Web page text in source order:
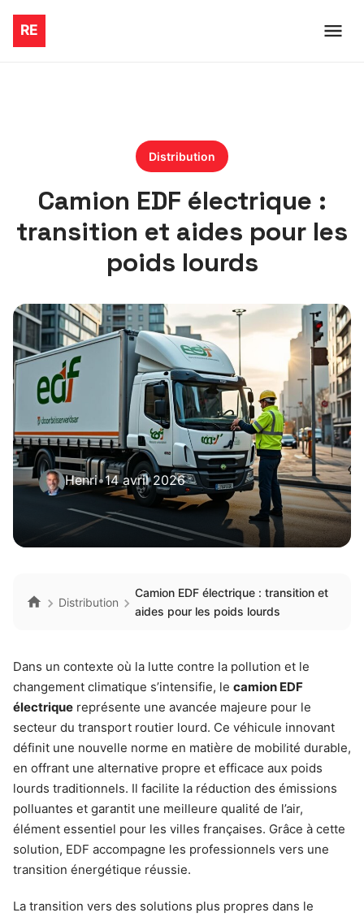
Distribution
Camion EDF électrique :
transition et aides pour les
poids lourds
Henri•14 avril 2026
Distribution
Camion EDF électrique : transition et
aides pour les poids lourds
Dans un contexte où la lutte contre la pollution et le
changement climatique s’intensifie, le camion EDF
électrique représente une avancée majeure pour le
secteur du transport routier lourd. Ce véhicule innovant
définit une nouvelle norme en matière de mobilité durable,
en offrant une alternative propre et efficace aux poids
lourds traditionnels. Il facilite la réduction des émissions
polluantes et garantit une meilleure qualité de l’air,
élément essentiel pour les villes françaises. Grâce à cette
solution, EDF accompagne les professionnels vers une
transition énergétique réussie.
La transition vers des solutions plus propres dans le